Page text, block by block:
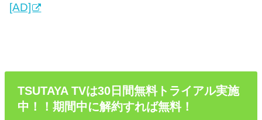
[AD]
TSUTAYA TVは30日間無料トライアル実施
中！！期間中に解約すれば無料！